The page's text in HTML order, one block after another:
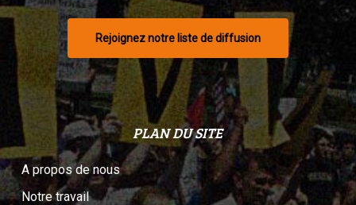
Rejoignez notre liste de diffusion
PLAN DU SITE
A propos de nous
Notre travail